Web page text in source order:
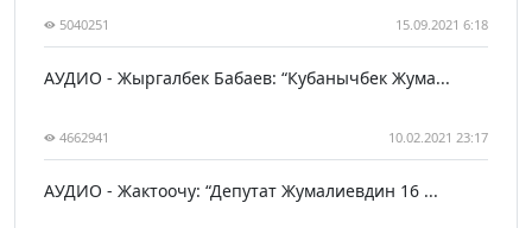
5040251 15.09.2021 6:18
АУДИО - Жыргалбек Бабаев: “Кубанычбек Жума...
4662941 10.02.2021 23:17
АУДИО - Жактоочу: “Депутат Жумалиевдин 16 ...